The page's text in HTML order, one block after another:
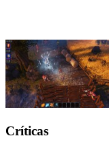
Críticas